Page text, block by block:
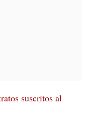
suscritos al